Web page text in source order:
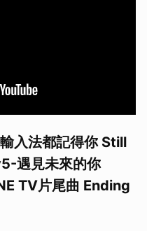
入法都記得你 Still
遇見未來的你
TV片尾曲 Ending